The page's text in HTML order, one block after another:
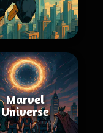
Marvel
Universe